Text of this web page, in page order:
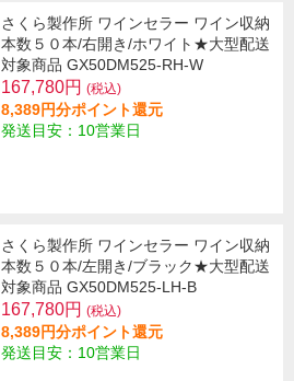
さくら製作所 ワインセラー ワイン収納
本数５０本/右開き/ホワイト★大型配送
対象商品 GX50DM525-RH-W
167,780円 (税込)
8,389円分ポイント還元
発送目安：10営業日
さくら製作所 ワインセラー ワイン収納
本数５０本/左開き/ブラック★大型配送
対象商品 GX50DM525-LH-B
167,780円 (税込)
8,389円分ポイント還元
発送目安：10営業日